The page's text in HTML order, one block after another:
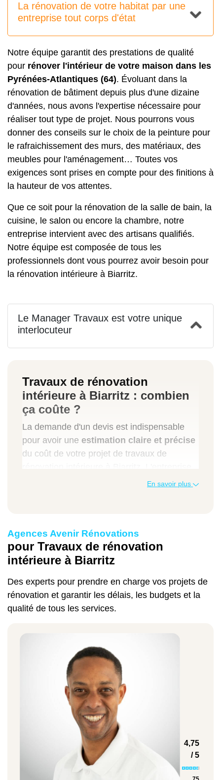
La rénovation de votre habitat par une
entreprise tout corps d'état
Notre équipe garantit des prestations de qualité
pour rénover l'intérieur de votre maison dans les
Pyrénées-Atlantiques (64). Évoluant dans la
rénovation de bâtiment depuis plus d'une dizaine
d'années, nous avons l'expertise nécessaire pour
réaliser tout type de projet. Nous pourrons vous
donner des conseils sur le choix de la peinture pour
le rafraichissement des murs, des matériaux, des
meubles pour l'aménagement… Toutes vos
exigences sont prises en compte pour des finitions à
la hauteur de vos attentes.
Que ce soit pour la rénovation de la salle de bain, la
cuisine, le salon ou encore la chambre, notre
entreprise intervient avec des artisans qualifiés.
Notre équipe est composée de tous les
professionnels dont vous pourrez avoir besoin pour
la rénovation intérieure à Biarritz.
Le Manager Travaux est votre unique
interlocuteur
Travaux de rénovation
intérieure à Biarritz : combien
ça coûte ?
La demande d'un devis est indispensable
pour avoir une estimation claire et précise
du coût de votre projet de travaux de
en charge des travaux prend en compte
que la main d'œuvre des artisans.
Notre entreprise de rénovation propose
renseignant plusieurs informations, vous
aurez un budget pour rénover la chambre, le
salon et les autres pièces de la maison ou
solliciter notre entreprise pour réaliser vos
travaux de rénovation intérieure à Biarritz et
dans les Pyrénées-Atlantiques (64).
Idée de prix pour certains travaux de
rénovation intérieure à Biarritz :
Exemples de travaux
En savoir plus
Agences Avenir Rénovations
pour Travaux de rénovation
intérieure à Biarritz
Des experts pour prendre en charge vos projets de
rénovation et garantir les délais, les budgets et la
qualité de tous les services.
4,75
/ 5